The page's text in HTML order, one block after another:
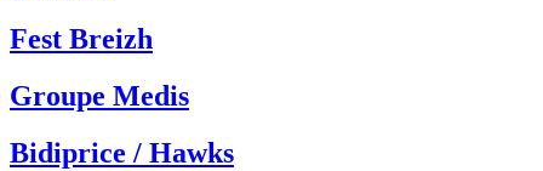
Fest Breizh
Groupe Medis
Bidiprice / Hawks